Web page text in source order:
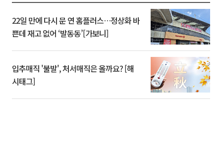
22일 만에 다시 문 연 홈플러스…정상화 바
쁜데 재고 없어 ‘발동동’[가보니]
입추매직 '불발', 처서매직은 올까요? [해
시태그]